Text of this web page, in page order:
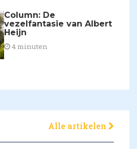
Column: De
vezelfantasie van Albert
Heijn
4 minuten
Alle artikelen